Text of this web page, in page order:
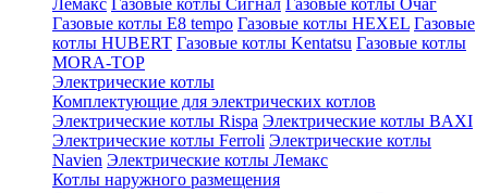
Лемакс Газовые котлы Сигнал Газовые котлы Очаг
Газовые котлы E8 tempo Газовые котлы HEXEL Газовые
котлы HUBERT Газовые котлы Kentatsu Газовые котлы
MORA-TOP
Электрические котлы
Комплектующие для электрических котлов
Электрические котлы Rispa Электрические котлы BAXI
Электрические котлы Ferroli Электрические котлы
Navien Электрические котлы Лемакс
Котлы наружного размещения